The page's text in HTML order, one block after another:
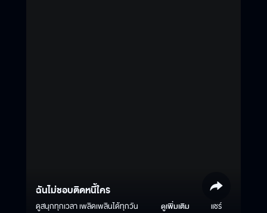
ฉันไม่ชอบติดหนี้ใคร
ดูสนุกทุกเวลา เพลิดเพลินได้ทุกวัน ดูเพิ่มเติม แชร์